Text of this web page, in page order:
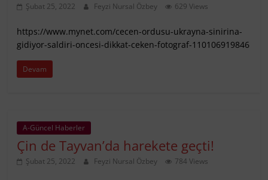
Şubat 25, 2022 Feyzi Nursal Özbey 629 Views
https://www.mynet.com/cecen-ordusu-ukrayna-sinirina-
gidiyor-saldiri-oncesi-dikkat-ceken-fotograf-110106919846
Devam
A-Güncel Haberler
Çin de Tayvan’da harekete geçti!
Şubat 25, 2022 Feyzi Nursal Özbey 784 Views